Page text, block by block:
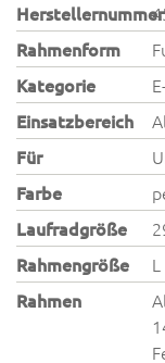
Herstellernummer
Rahmenform
Kategorie
Einsatzbereich
Für
Farbe
Laufradgröße
Rahmengröße
Rahmen